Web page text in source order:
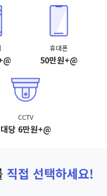
휴대폰
50만원+@
CCTV
대당 6만원+@
직접 선택하세요!